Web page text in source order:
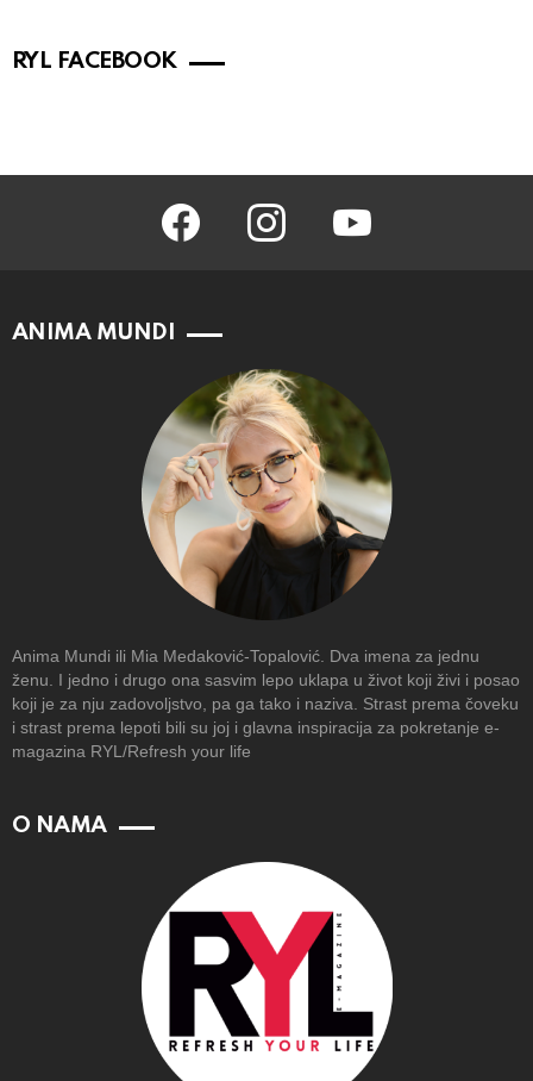
RYL FACEBOOK
facebook instagram youtube
ANIMA MUNDI
Anima Mundi ili Mia Medaković-Topalović. Dva imena za jednu
ženu. I jedno i drugo ona sasvim lepo uklapa u život koji živi i posao
koji je za nju zadovoljstvo, pa ga tako i naziva. Strast prema čoveku
i strast prema lepoti bili su joj i glavna inspiracija za pokretanje e-
magazina RYL/Refresh your life
O NAMA